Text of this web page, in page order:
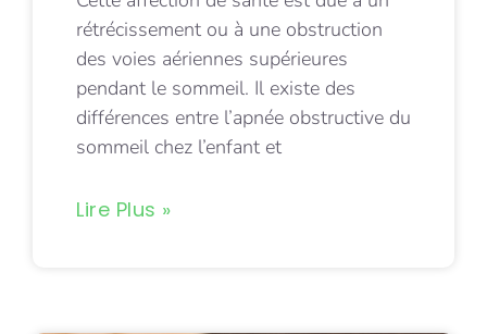
rétrécissement ou à une obstruction
des voies aériennes supérieures
pendant le sommeil. Il existe des
différences entre l’apnée obstructive du
sommeil chez l’enfant et
Lire Plus »